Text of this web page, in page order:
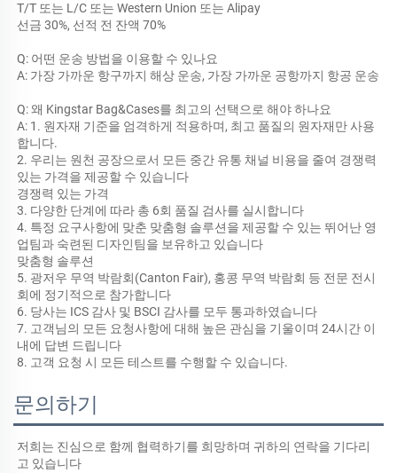
T/T 또는 L/C 또는 Western Union 또는 Alipay
선금 30%, 선적 전 잔액 70%
Q: 어떤 운송 방법을 이용할 수 있나요
Q: 왜 Kingstar Bag&Cases를 최고의 선택으로 해야 하나요
A: 1. 원자재 기준을 엄격하게 적용하며, 최고 품질의 원자재만 사용
합니다.
2. 우리는 원천 공장으로서 모든 중간 유통 채널 비용을 줄여 경쟁력
있는 가격을 제공할 수 있습니다
경쟁력 있는 가격
3. 다양한 단계에 따라 총 6회 품질 검사를 실시합니다
4. 특정 요구사항에 맞춘 맞춤형 솔루션을 제공할 수 있는 뛰어난 영
업팀과 숙련된 디자인팀을 보유하고 있습니다
맞춤형 솔루션
5. 광저우 무역 박람회(Canton Fair), 홍콩 무역 박람회 등 전문 전시
회에 정기적으로 참가합니다
6. 당사는 ICS 감사 및 BSCI 감사를 모두 통과하였습니다
7. 고객님의 모든 요청사항에 대해 높은 관심을 기울이며 24시간 이
내에 답변 드립니다
8. 고객 요청 시 모든 테스트를 수행할 수 있습니다.
문의하기
저희는 진심으로 함께 협력하기를 희망하며 귀하의 연락을 기다리
고 있습니다